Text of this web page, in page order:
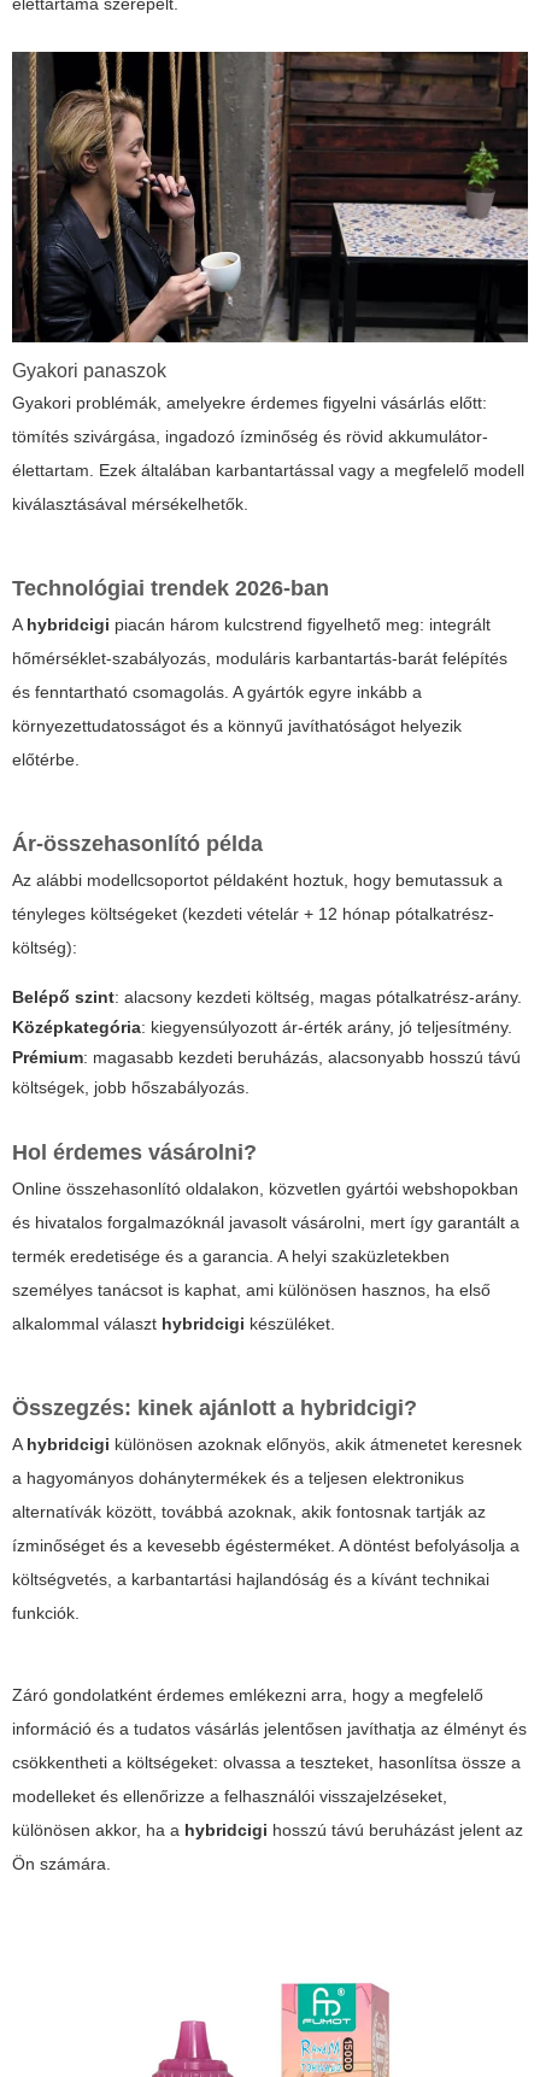
élettartama szerepelt.
Gyakori panaszok
Gyakori problémák, amelyekre érdemes figyelni vásárlás előtt:
tömítés szivárgása, ingadozó ízminőség és rövid akkumulátor-
élettartam. Ezek általában karbantartással vagy a megfelelő modell
kiválasztásával mérsékelhetők.
Technológiai trendek 2026-ban
Ahybridcigi piacán három kulcstrend figyelhető meg: integrált
hőmérséklet-szabályozás, moduláris karbantartás-barát felépítés
és fenntartható csomagolás. A gyártók egyre inkább a
környezettudatosságot és a könnyű javíthatóságot helyezik
előtérbe.
Ár-összehasonlító példa
Az alábbi modellcsoportot példaként hoztuk, hogy bemutassuk a
tényleges költségeket (kezdeti vételár + 12 hónap pótalkatrész-
költség):
Belépő szint: alacsony kezdeti költség, magas pótalkatrész-arány.
Középkategória: kiegyensúlyozott ár-érték arány, jó teljesítmény.
Prémium: magasabb kezdeti beruházás, alacsonyabb hosszú távú
költségek, jobb hőszabályozás.
Hol érdemes vásárolni?
Online összehasonlító oldalakon, közvetlen gyártói webshopokban
és hivatalos forgalmazóknál javasolt vásárolni, mert így garantált a
termék eredetisége és a garancia. A helyi szaküzletekben
személyes tanácsot is kaphat, ami különösen hasznos, ha első
alkalommal választ hybridcigi készüléket.
Összegzés: kinek ajánlott a hybridcigi?
Ahybridcigi különösen azoknak előnyös, akik átmenetet keresnek
a hagyományos dohánytermékek és a teljesen elektronikus
alternatívák között, továbbá azoknak, akik fontosnak tartják az
ízminőséget és a kevesebb égésterméket. A döntést befolyásolja a
költségvetés, a karbantartási hajlandóság és a kívánt technikai
funkciók.
Záró gondolatként érdemes emlékezni arra, hogy a megfelelő
információ és a tudatos vásárlás jelentősen javíthatja az élményt és
csökkentheti a költségeket: olvassa a teszteket, hasonlítsa össze a
modelleket és ellenőrizze a felhasználói visszajelzéseket,
különösen akkor, ha a hybridcigi hosszú távú beruházást jelent az
Ön számára.